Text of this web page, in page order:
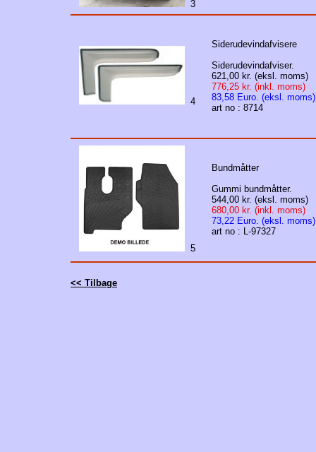
3
4
Siderudevindafvisere
Siderudevindafviser.
621,00 kr. (eksl. moms)
776,25 kr. (inkl. moms)
83,58 Euro. (eksl. moms)
art no : 8714
5
Bundmåtter
Gummi bundmåtter.
544,00 kr. (eksl. moms)
680,00 kr. (inkl. moms)
73,22 Euro. (eksl. moms)
art no : L-97327
<< Tilbage